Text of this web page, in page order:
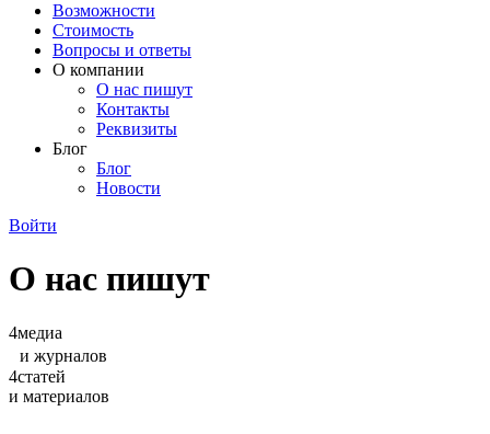
Возможности
Стоимость
Вопросы и ответы
О компании
О нас пишут
Контакты
Реквизиты
Блог
Блог
Новости
Войти
О нас пишут
4медиа
и журналов
4статей
и материалов